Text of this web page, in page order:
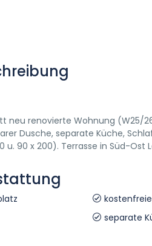
neu renovierte Wohnung (W25/
Dusche, separate Küche,
u. 90 x 200). Terrasse in Süd-Ost
separate